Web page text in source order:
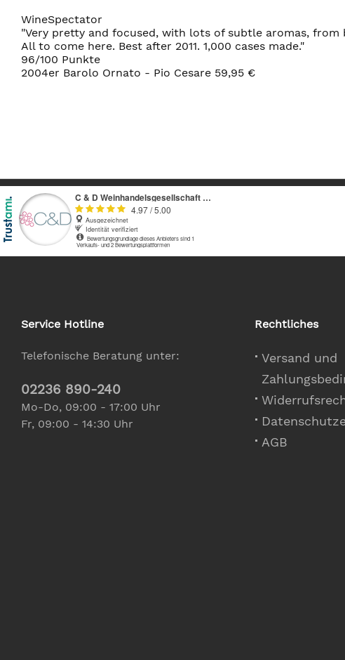
WineSpectator
"Very pretty and focused, with lots of subtle aromas,
All to come here. Best after 2011. 1,000 cases made."
96/100 Punkte
2004er Barolo Ornato - Pio Cesare 59,95 €
Service Hotline
Telefonische Beratung unter:
02236 890-240
Mo-Do, 09:00 - 17:00 Uhr
Fr, 09:00 - 14:30 Uhr
Rechtliches
Versand und
AGB